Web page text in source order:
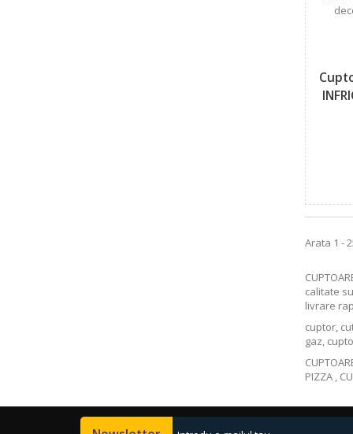
Arata 1 -
calitate
livrare
cuptor,
gaz,
PIZZA ,